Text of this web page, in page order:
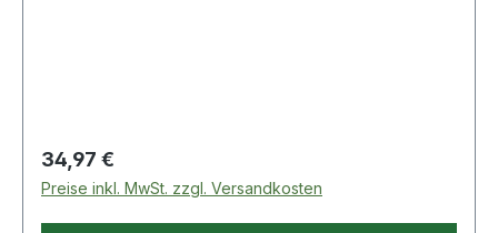
Regulärer Preis:
34,97 €
Preise inkl. MwSt. zzgl. Versandkosten